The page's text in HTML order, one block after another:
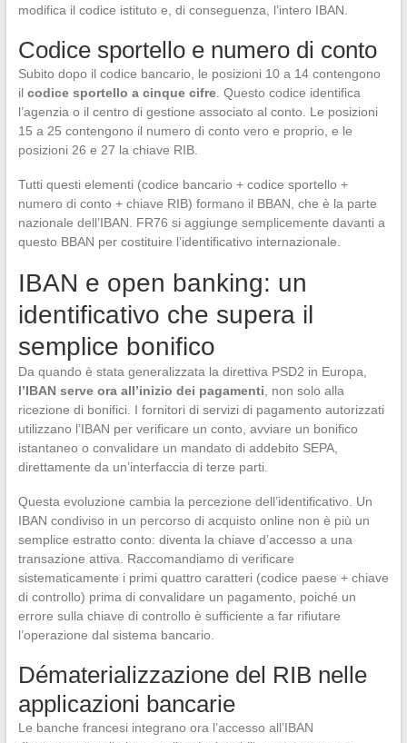
modifica il codice istituto e, di conseguenza, l’intero IBAN.
Codice sportello e numero di conto
Subito dopo il codice bancario, le posizioni 10 a 14 contengono
il codice sportello a cinque cifre. Questo codice identifica
l’agenzia o il centro di gestione associato al conto. Le posizioni
15 a 25 contengono il numero di conto vero e proprio, e le
posizioni 26 e 27 la chiave RIB.
Tutti questi elementi (codice bancario + codice sportello +
numero di conto + chiave RIB) formano il BBAN, che è la parte
nazionale dell’IBAN. FR76 si aggiunge semplicemente davanti a
questo BBAN per costituire l’identificativo internazionale.
IBAN e open banking: un
identificativo che supera il
semplice bonifico
Da quando è stata generalizzata la direttiva PSD2 in Europa,
l’IBAN serve ora all’inizio dei pagamenti, non solo alla
ricezione di bonifici. I fornitori di servizi di pagamento autorizzati
utilizzano l’IBAN per verificare un conto, avviare un bonifico
istantaneo o convalidare un mandato di addebito SEPA,
direttamente da un’interfaccia di terze parti.
Questa evoluzione cambia la percezione dell’identificativo. Un
IBAN condiviso in un percorso di acquisto online non è più un
semplice estratto conto: diventa la chiave d’accesso a una
transazione attiva. Raccomandiamo di verificare
sistematicamente i primi quattro caratteri (codice paese + chiave
di controllo) prima di convalidare un pagamento, poiché un
errore sulla chiave di controllo è sufficiente a far rifiutare
l’operazione dal sistema bancario.
Dématerializzazione del RIB nelle
applicazioni bancarie
Le banche francesi integrano ora l’accesso all’IBAN